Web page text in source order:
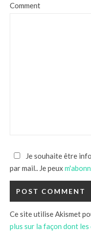
Comment
Je souhaite être
par mail.. Je peux
Ce site utilise Akismet
plus sur la façon dont